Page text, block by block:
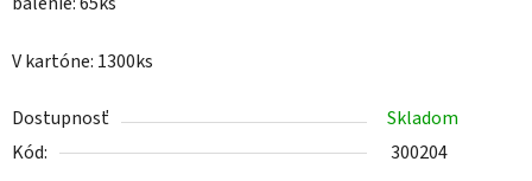
V kartóne: 1300ks
Dostupnosť
Skladom
Kód:
300204